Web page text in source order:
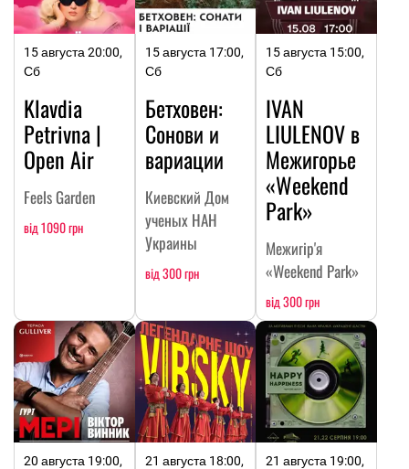
15 августа 20:00,
Сб
Klavdia
Petrivna |
Open Air
Feels Garden
від 1090 грн
15 августа 17:00,
Сб
Бетховен:
Сонови и
вариации
Киевский Дом
ученых НАН
Украины
від 300 грн
15 августа 15:00,
Сб
IVAN
LIULENOV в
Межигорье
«Weekend
Park»
Межигір'я
«Weekend Park»
від 300 грн
20 августа 19:00,
21 августа 18:00,
21 августа 19:00,